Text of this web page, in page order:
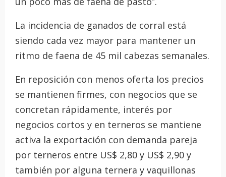
La incidencia de ganados de corral está
siendo cada vez mayor para mantener un
ritmo de faena de 45 mil cabezas semanales.
En reposición con menos oferta los precios
se mantienen firmes, con negocios que se
concretan rápidamente, interés por
negocios cortos y en terneros se mantiene
activa la exportación con demanda pareja
por terneros entre US$ 2,80 y US$ 2,90 y
también por alguna ternera y vaquillonas